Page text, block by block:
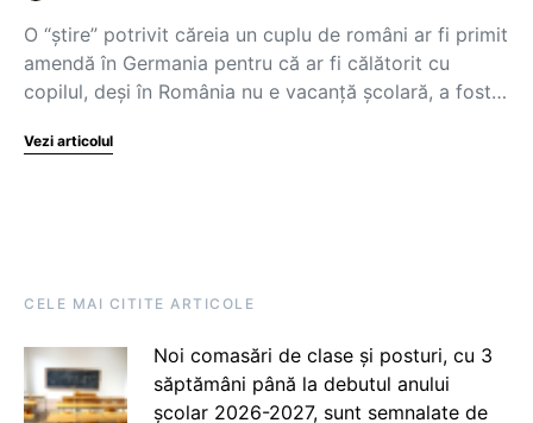
O “știre” potrivit căreia un cuplu de români ar fi primit
amendă în Germania pentru că ar fi călătorit cu
copilul, deși în România nu e vacanță școlară, a fost…
Vezi articolul
CELE MAI CITITE ARTICOLE
Noi comasări de clase și posturi, cu 3
săptămâni până la debutul anului
școlar 2026-2027, sunt semnalate de